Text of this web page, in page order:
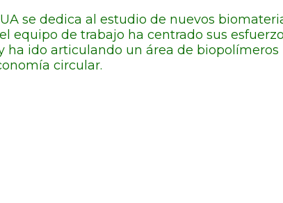
se dedica al estudio de nuevos
equipo de trabajo ha centrado sus
ido articulando un área de
circular.